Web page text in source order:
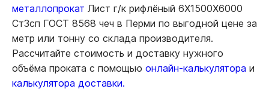
металлопрокат Лист г/к рифлёный 6Х1500Х6000
Ст3сп ГОСТ 8568 чеч в Перми по выгодной цене за
метр или тонну со склада производителя.
Рассчитайте стоимость и доставку нужного
объёма проката с помощью онлайн-калькулятора и
калькулятора доставки.